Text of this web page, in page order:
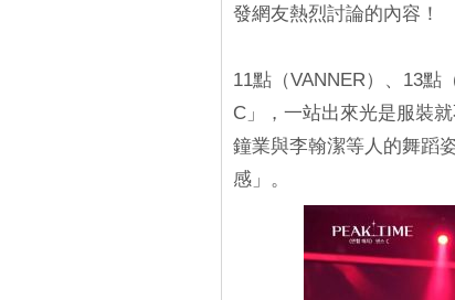
發網友熱烈討論的內容！
11點（VANNER）、13點
C」，一站出來光是服裝
鐘業與李翰潔等人的舞蹈
感」。